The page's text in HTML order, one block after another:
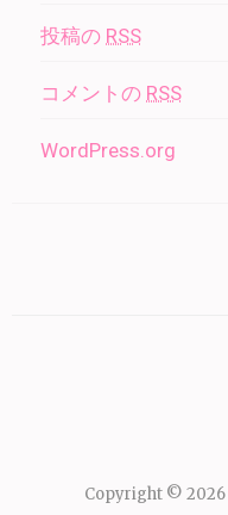
投稿の RSS
コメントの RSS
WordPress.org
Copyright © 2026